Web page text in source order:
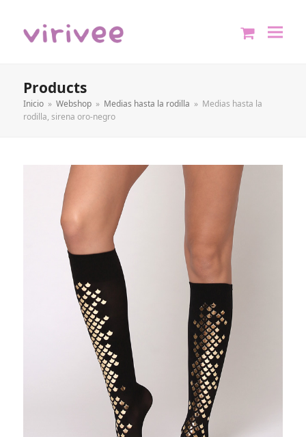
Products
Inicio » Webshop » Medias hasta la rodilla » Medias hasta la
rodilla, sirena oro-negro